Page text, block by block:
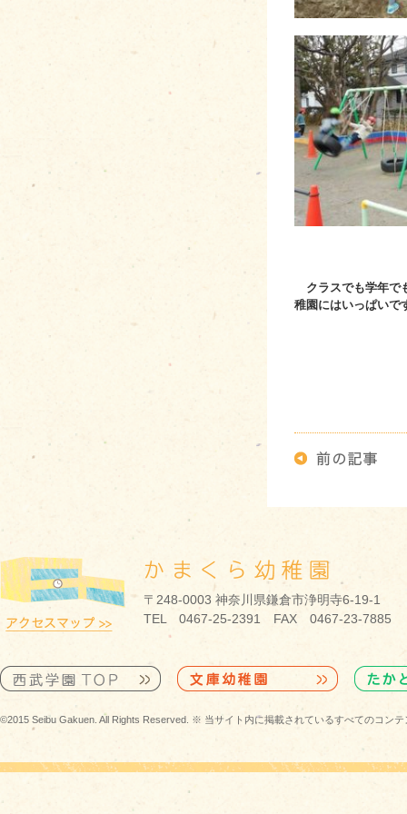
クラスでも学年で
稚園にはいっぱいで
〒248-0003 神奈川県鎌倉市浄明寺6-19-1
TEL 0467-25-2391 FAX 0467-23-7885
©2015 Seibu Gakuen. All Rights Reserved. ※ 当サイト内に掲載されているすべてのコン